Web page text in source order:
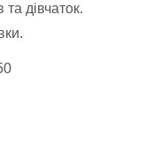
дівчаток.